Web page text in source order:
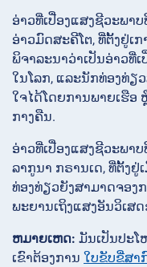
ອ່າວທີ່ເປື່ອງແສງຊີວະພາ
ອ່າວມົດສະຄີໂຕ, ທີ່ຕັ້ງຢູ່ເ
ພິຈາລະນາວ່າເປັນອ່າວທີ່
ໃນໂລກ, ແລະນັກທ່ອງທ່
ໃຈໄດ້ໂດຍການພາຍເຮືອ
ກາງຄືນ.
ອ່າວທີ່ເປື່ອງແສງຊີວະພາ
ລາກູນາ ກຣານເດ, ທີ່ຕັ້ງຢູ່
ທ່ອງທ່ຽວຍັງສາມາດຈອງ
ພະຍານເຖິງແສງອັນວິເສ
ຫມາຍເຫດ: ມັນເປັນປະ
ເຂົາຕ້ອງການ ໃບຂັບຂີ່ສາ